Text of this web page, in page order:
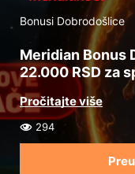
Bonusi Dobrodošlice
Meridian Bonus
22.000 RSD za
294